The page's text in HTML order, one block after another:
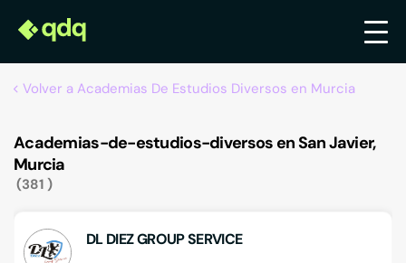
Volver a Academias De Estudios Diversos en Murcia
Academias-de-estudios-diversos en San Javier,
Murcia
381
DL DIEZ GROUP SERVICE